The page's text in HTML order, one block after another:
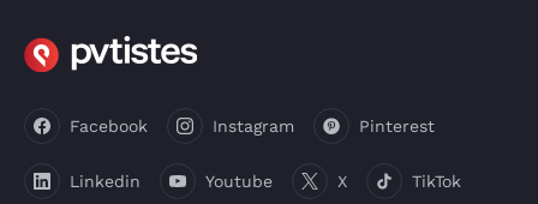
Facebook Instagram Pinterest
Linkedin Youtube X TikTok